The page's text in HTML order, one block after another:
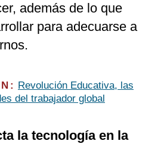
además de lo que
para adecuarse a
Revolución Educativa, las
del trabajador global
la tecnología en la